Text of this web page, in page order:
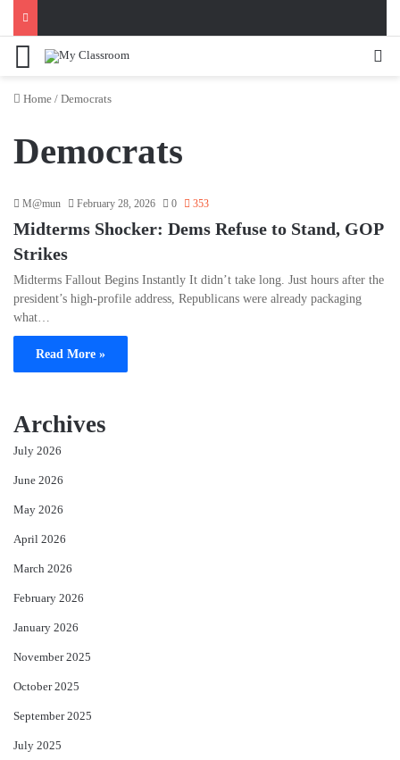
Menu
Home / Democrats
Democrats
M@mun February 28, 2026 0 353
Midterms Shocker: Dems Refuse to Stand, GOP
Strikes
Midterms Fallout Begins Instantly It didn’t take long. Just hours after the
president’s high-profile address, Republicans were already packaging
what…
Read More »
Archives
July 2026
June 2026
May 2026
April 2026
March 2026
February 2026
January 2026
November 2025
October 2025
September 2025
July 2025